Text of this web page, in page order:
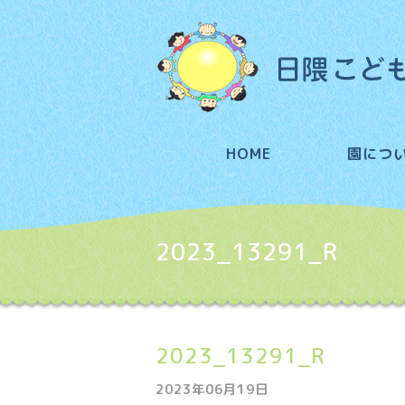
HOME 園につ
2023_13291_R
2023_13291_R
2023年06月19日